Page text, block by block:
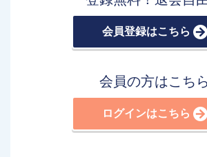
会員登録はこちら
会員の方はこちら
ログインはこちら